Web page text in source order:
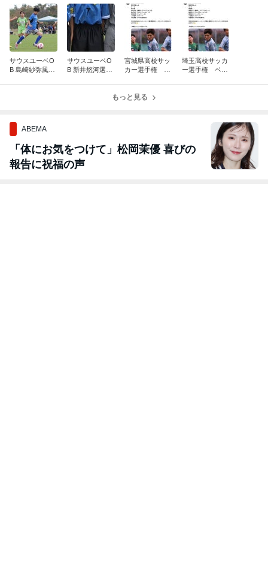
サウスユーベO
B 島崎紗弥風選
サウスユーベO
B 新井悠河選
宮城県高校サッ
カー選手権 ベ
埼玉高校サッカ
ー選手権 ベス
もっと見る
ABEMA
「体にお気をつけて」松岡茉優 喜びの
報告に祝福の声